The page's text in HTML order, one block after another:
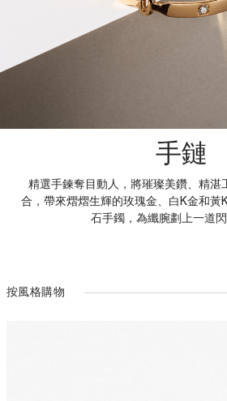
手鏈
精選手鍊奪目動人，將璀璨美鑽、精湛
合，帶來熠熠生輝的玫瑰金、白K金和黃
石手鐲，為纖腕劃上一道閃
按風格購物